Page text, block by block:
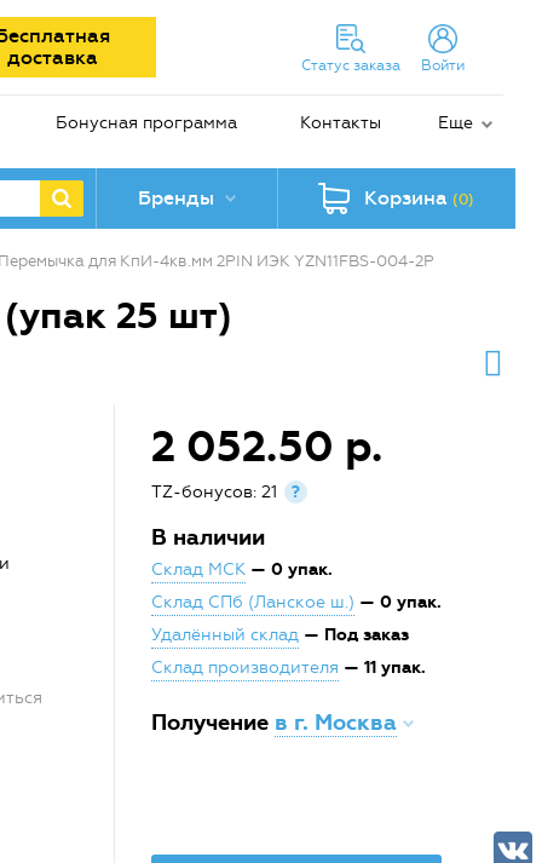
доставка
Статус заказа Войти
Бонусная программа Контакты Еще
Бренды Корзина (0)
Перемычка для КпИ-4кв.мм 2PIN ИЭК YZN11FBS-004-2P
25 шт)
2 052.50 р.
TZ-бонусов: 21 ?
В наличии
Склад МСК — 0 упак.
Склад СПб (Ланское ш.) — 0 упак.
Удалённый склад — Под заказ
Склад производителя — 11 упак.
Получение в г. Москва